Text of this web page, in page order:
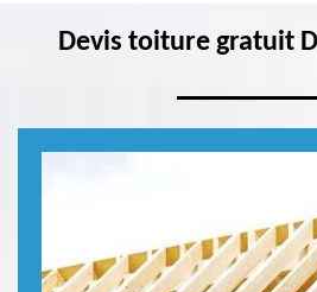
Devis toiture gratuit